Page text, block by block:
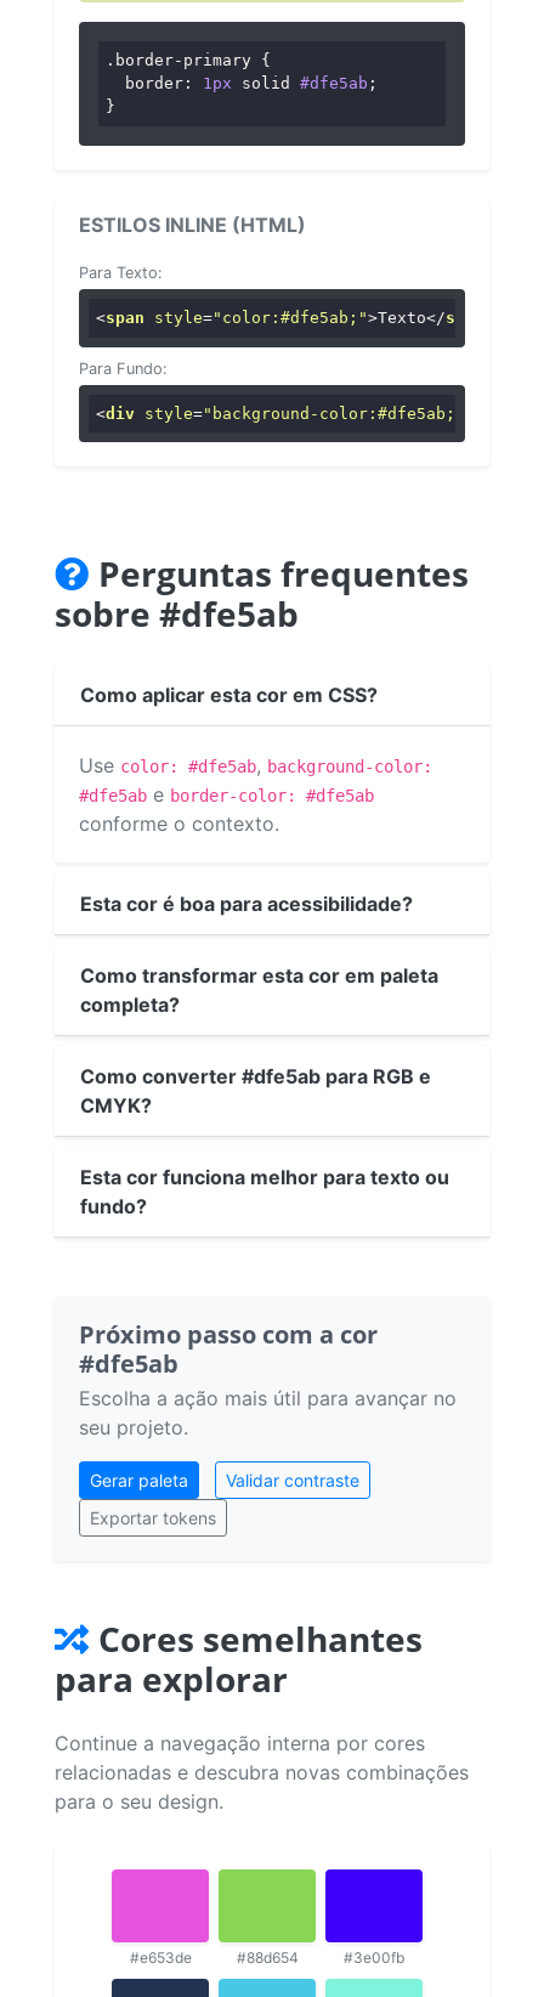
.border-primary {
border : 1px solid #dfe5ab ;
}
ESTILOS INLINE (HTML)
Para Texto:
<span style="color:#dfe5ab;">Texto</span
Para Fundo:
<div style="background-color:#dfe5ab;"
Perguntas frequentes
sobre #dfe5ab
Como aplicar esta cor em CSS?
Use color: #dfe5ab, background-color:
#dfe5ab e border-color: #dfe5ab
conforme o contexto.
Esta cor é boa para acessibilidade?
Como transformar esta cor em paleta
completa?
Como converter #dfe5ab para RGB e
CMYK?
Esta cor funciona melhor para texto ou
fundo?
Próximo passo com a cor
#dfe5ab
Escolha a ação mais útil para avançar no
seu projeto.
Gerar paleta
Validar contraste
Exportar tokens
Cores semelhantes
para explorar
Continue a navegação interna por cores
relacionadas e descubra novas combinações
para o seu design.
#e653de #88d654 #3e00fb